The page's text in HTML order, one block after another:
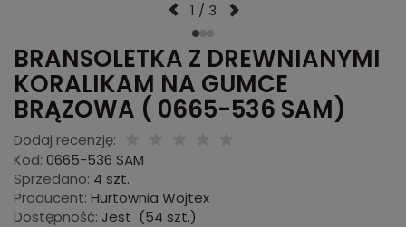
1 / 3
BRANSOLETKA Z DREWNIANYMI
KORALIKAM NA GUMCE
BRĄZOWA ( 0665-536 SAM)
Dodaj recenzję:
Kod: 0665-536 SAM
Sprzedano: 4 szt.
Producent: Hurtownia Wojtex
Dostępność: Jest (54 szt.)